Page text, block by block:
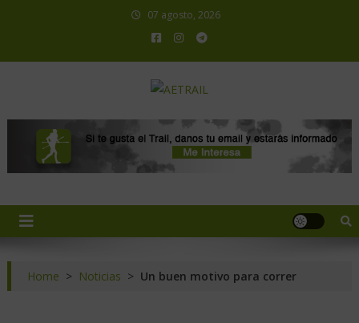
07 agosto, 2026
Home > Noticias > Un buen motivo para correr